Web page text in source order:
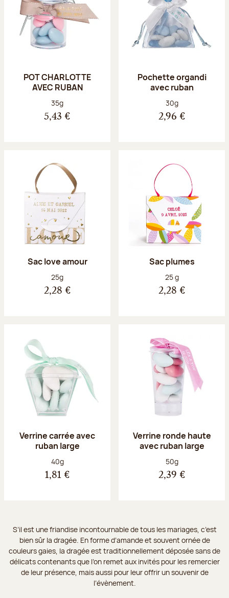
POT CHARLOTTE
AVEC RUBAN
Poids net :
35g
5,43 €
Pochette organdi
avec ruban
Poids net :
30g
2,96 €
Sac love amour
Poids net :
25g
2,28 €
Sac plumes
Poids net :
25 g
2,28 €
Verrine carrée avec
ruban large
Poids net :
40g
1,81 €
Verrine ronde haute
avec ruban large
Poids net :
50g
2,39 €
S’il est une friandise incontournable de tous les mariages, c’est
bien sûr la dragée. En forme d’amande et souvent ornée de
couleurs gaies, la dragée est traditionnellement déposée sans de
délicats contenants que l’on remet aux invités pour les remercier
de leur présence, mais aussi pour leur offrir un souvenir de
l’évènement.